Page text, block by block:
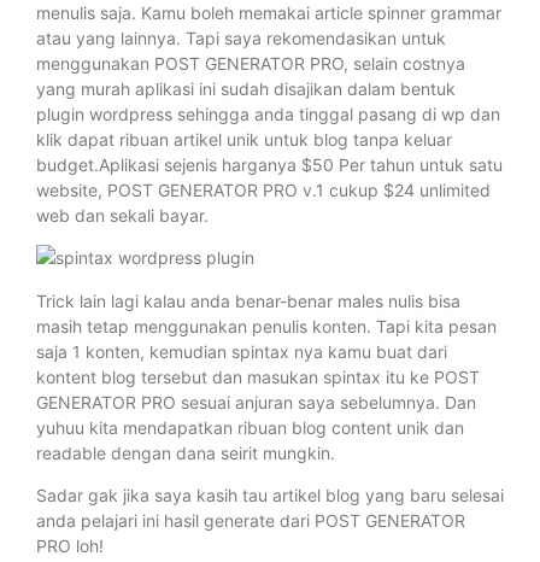
menulis saja. Kamu boleh memakai article spinner grammar
atau yang lainnya. Tapi saya rekomendasikan untuk
menggunakan POST GENERATOR PRO, selain costnya
yang murah aplikasi ini sudah disajikan dalam bentuk
plugin wordpress sehingga anda tinggal pasang di wp dan
klik dapat ribuan artikel unik untuk blog tanpa keluar
budget.Aplikasi sejenis harganya $50 Per tahun untuk satu
website, POST GENERATOR PRO v.1 cukup $24 unlimited
web dan sekali bayar.
Trick lain lagi kalau anda benar-benar males nulis bisa
masih tetap menggunakan penulis konten. Tapi kita pesan
saja 1 konten, kemudian spintax nya kamu buat dari
kontent blog tersebut dan masukan spintax itu ke POST
GENERATOR PRO sesuai anjuran saya sebelumnya. Dan
yuhuu kita mendapatkan ribuan blog content unik dan
readable dengan dana seirit mungkin.
Sadar gak jika saya kasih tau artikel blog yang baru selesai
anda pelajari ini hasil generate dari POST GENERATOR
PRO loh!